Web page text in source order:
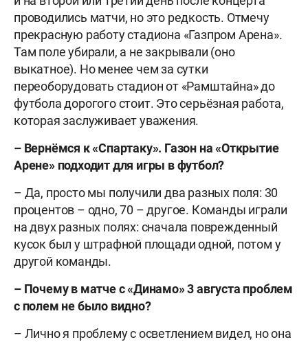
проводились матчи, но это редкость. Отмечу
прекрасную работу стадиона «Газпром Арена».
Там поле убирали, а не закрывали (оно
выкатное). Но менее чем за сутки
переоборудовать стадион от «Рамштайна» до
футбола дорогого стоит. Это серьёзная работа,
которая заслуживает уважения.
–Вернёмся к «Спартаку». Газон на «Открытие
Арене» подходит для игры в футбол?
– Да, просто мы получили два разных поля: 30
процентов – одно, 70 – другое. Команды играли
на двух разных полях: сначала поврежденный
кусок был у штрафной площади одной, потом у
другой команды.
–Почему в матче с «Динамо» 3 августа проблем
с полем не было видно?
– Лично я проблему с осветлением видел, но она